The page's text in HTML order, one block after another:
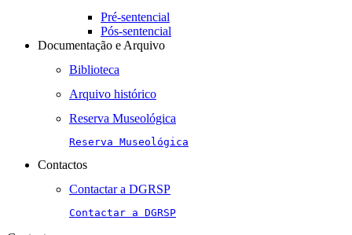
Pré-sentencial
Pós-sentencial
Documentação e Arquivo
Biblioteca
Arquivo histórico
Reserva Museológica
Reserva Museológica
Contactos
Contactar a DGRSP
Contactar a DGRSP